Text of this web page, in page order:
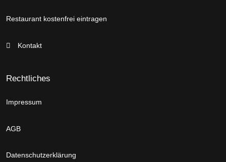
Restaurant kostenfrei eintragen
Kontakt
Rechtliches
Impressum
AGB
Datenschutzerklärung